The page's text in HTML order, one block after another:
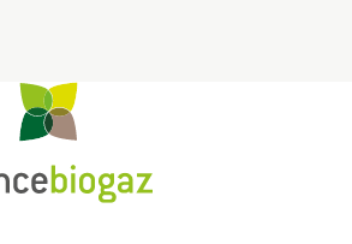
le réseau gazier. A terme,
permettre de produire 170 Nm³/h